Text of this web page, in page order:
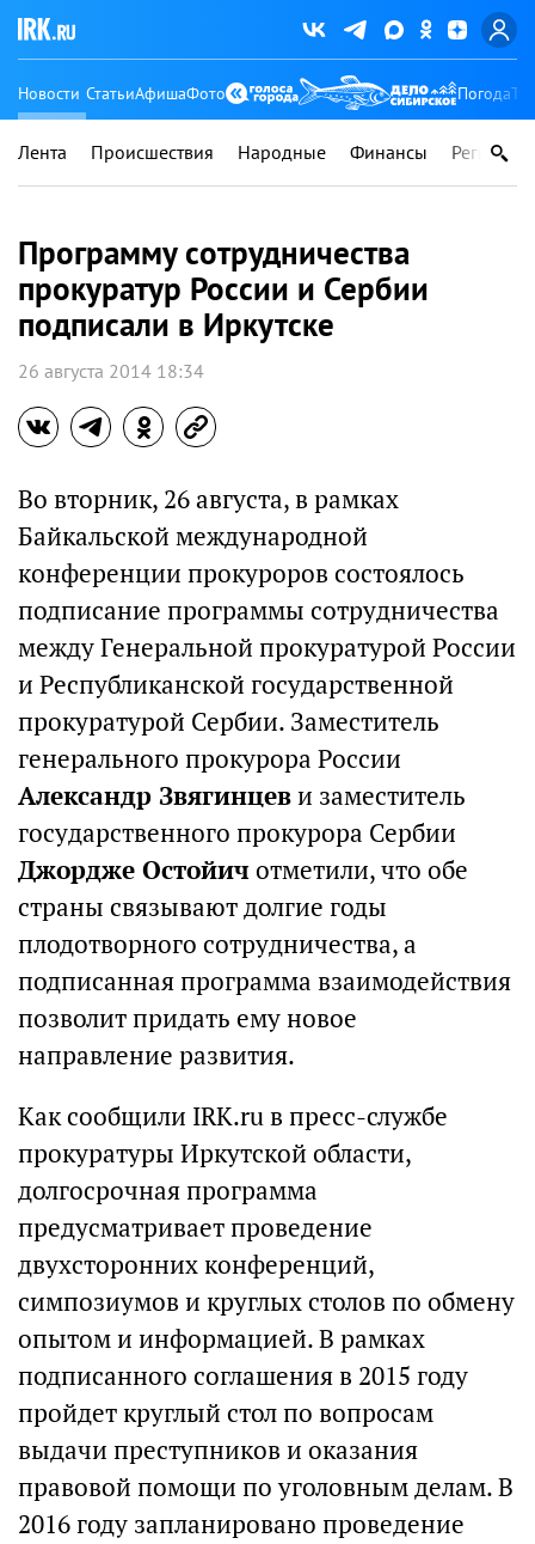
Новости СтатьиАфишаФото Погода
Лента Происшествия Народные Финансы Регионы
Программу сотрудничества
прокуратур России и Сербии
подписали в Иркутске
26 августа 2014 18:34
Во вторник, 26 августа, в рамках
Байкальской международной
конференции прокуроров состоялось
подписание программы сотрудничества
между Генеральной прокуратурой России
и Республиканской государственной
прокуратурой Сербии. Заместитель
генерального прокурора России
Александр Звягинцеви заместитель
государственного прокурора Сербии
Джордже Остойич отметили, что обе
страны связывают долгие годы
плодотворного сотрудничества, а
подписанная программа взаимодействия
позволит придать ему новое
направление развития.
Как сообщили IRK.ru в пресс-службе
прокуратуры Иркутской области,
долгосрочная программа
предусматривает проведение
двухсторонних конференций,
симпозиумов и круглых столов по обмену
опытом и информацией. В рамках
подписанного соглашения в 2015 году
пройдет круглый стол по вопросам
выдачи преступников и оказания
правовой помощи по уголовным делам. В
2016 году запланировано проведение